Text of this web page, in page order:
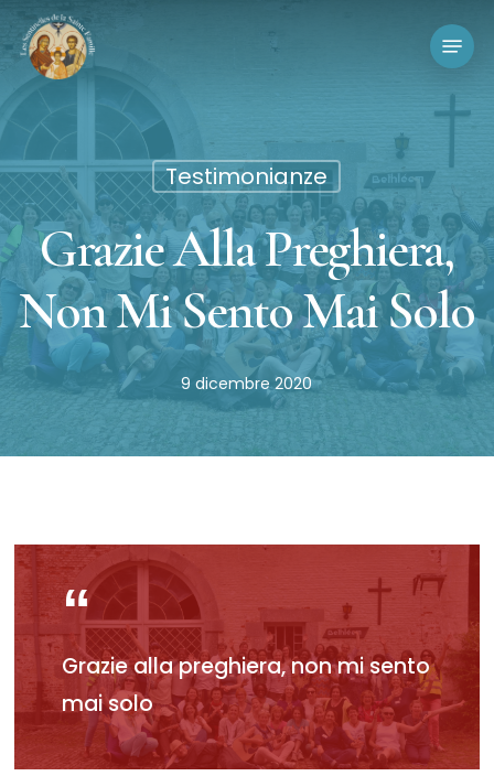
Vai
al
contenuto
principale
Menu
Testimonianze
Grazie Alla Preghiera,
Non Mi Sento Mai Solo
9 dicembre 2020
Grazie alla preghiera, non mi sento
mai solo